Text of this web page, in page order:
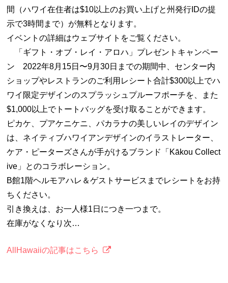
間（ハワイ在住者は$10以上のお買い上げと州発行IDの提
示で3時間まで）が無料となります。
イベントの詳細はウェブサイトをご覧ください。
「ギフト・オブ・レイ・アロハ」プレゼントキャンペー
ン 2022年8月15日〜9月30日までの期間中、センター内
ショップやレストランのご利用レシート合計$300以上でハ
ワイ限定デザインのスプラッシュプルーフポーチを、また
$1,000以上でトートバッグを受け取ることができます。
ピカケ、プアケニケニ、パカラナの美しいレイのデザイン
は、ネイティブハワイアンデザインのイラストレーター、
ケア・ピーターズさんが手がけるブランド「Kākou Collect
ive」とのコラボレーション。
B館1階ヘルモアハレ＆ゲストサービスまでレシートをお持
ちください。
引き換えは、お一人様1日につき一つまで。
在庫がなくなり次…
AllHawaiiの記事はこちら